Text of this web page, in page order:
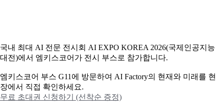
국내 최대 AI 전문 전시회 AI EXPO KOREA 2026(국제인공지능
대전)에서 엠키스코어가 전시 부스로 참가합니다.
엠키스코어 부스 G11에 방문하여 AI Factory의 현재와 미래를 현
장에서 직접 확인하세요.
무료 초대권 신청하기 (선착순 증정)